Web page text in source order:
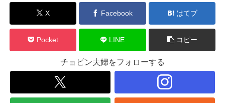
X Facebook はてブ
Pocket LINE コピー
チョピン夫婦をフォローする